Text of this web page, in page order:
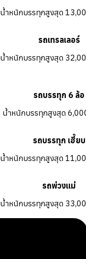
น้ำหนักบรรทุกสูงสุด
รถเทรลเลอร์
น้ำหนักบรรทุกสูงสุด
รถบรรทุก 6 ล้อ
น้ำหนักบรรทุกสูงสุด
รถบรรทุก เฮี๊ยบ
น้ำหนักบรรทุกสูงสุด
รถพ่วงแม่
น้ำหนักบรรทุกสูงสุด